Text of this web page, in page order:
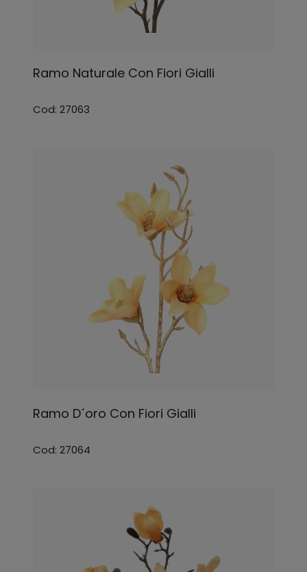
Ramo Naturale Con Fiori Gialli
Cod: 27063
Ramo D´oro Con Fiori Gialli
Cod: 27064